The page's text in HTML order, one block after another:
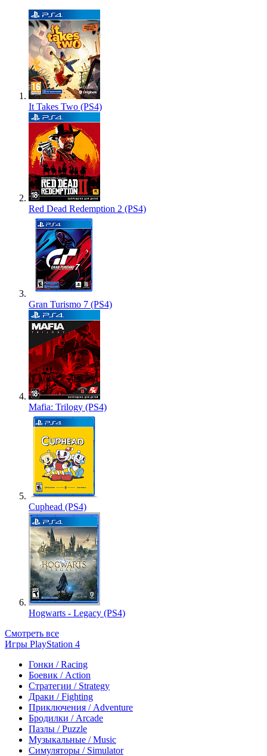
It Takes Two (PS4)
Red Dead Redemption 2 (PS4)
Gran Turismo 7 (PS4)
Mafia: Trilogy (PS4)
Cuphead (PS4)
Hogwarts - Legacy (PS4)
Смотреть все
Игры PlayStation 4
Гонки / Racing
Боевик / Action
Стратегии / Strategy
Драки / Fighting
Приключения / Adventure
Бродилки / Arcade
Пазлы / Puzzle
Музыкальные / Music
Симуляторы / Simulator